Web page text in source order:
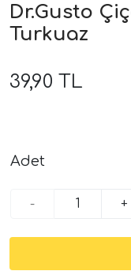
Dr.Gusto
Turkuaz
39,90 TL
Adet
- +